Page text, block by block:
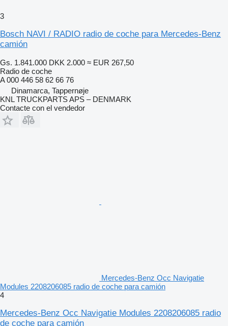
3
Bosch NAVI / RADIO radio de coche para Mercedes-Benz
camión
Gs. 1.841.000 DKK 2.000 ≈ EUR 267,50
Radio de coche
A 000 446 58 62 66 76
Dinamarca, Tappernøje
KNL TRUCKPARTS APS – DENMARK
Contacte con el vendedor
Mercedes-Benz Occ Navigatie
Modules 2208206085 radio de coche para camión
4
Mercedes-Benz Occ Navigatie Modules 2208206085 radio
de coche para camión